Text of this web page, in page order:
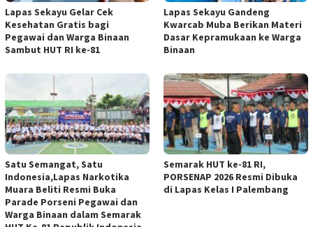
Lapas Sekayu Gelar Cek
Kesehatan Gratis bagi
Pegawai dan Warga Binaan
Sambut HUT RI ke-81
Lapas Sekayu Gandeng
Kwarcab Muba Berikan Materi
Dasar Kepramukaan ke Warga
Binaan
Satu Semangat, Satu
Indonesia,Lapas Narkotika
Muara Beliti Resmi Buka
Parade Porseni Pegawai dan
Warga Binaan dalam Semarak
Semarak HUT ke-81 RI,
PORSENAP 2026 Resmi Dibuka
di Lapas Kelas I Palembang